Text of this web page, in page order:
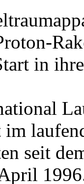
in
im
seit